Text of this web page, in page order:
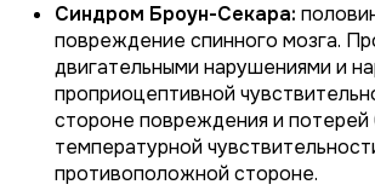
Синдром Броун-Секара:
повреждение спинного мозга.
двигательными нарушениями и
проприоцептивной
стороне повреждения и потерей
температурной
противоположной стороне.